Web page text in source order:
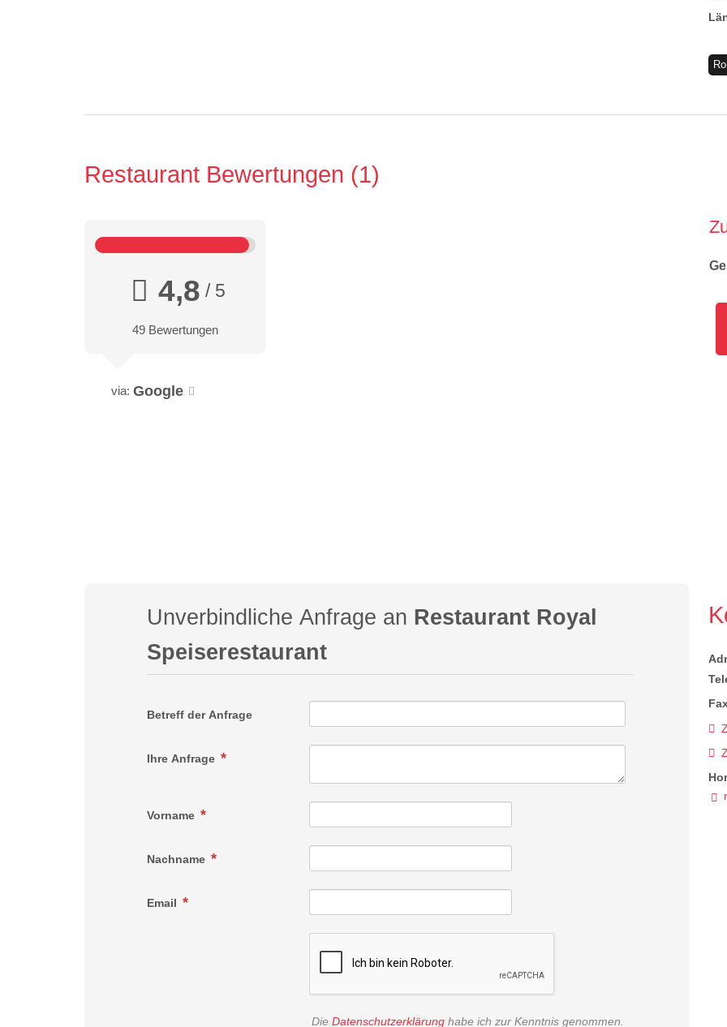
Restaurant Bewertungen 1
4,8 / 5
49 Bewertungen
via: Google
Unverbindliche Anfrage an Restaurant Royal
Speiserestaurant
Betreff der Anfrage
Ihre Anfrage
Vorname
Nachname
Email
DieDatenschutzerklärung habe ich zur Kenntnis genommen.